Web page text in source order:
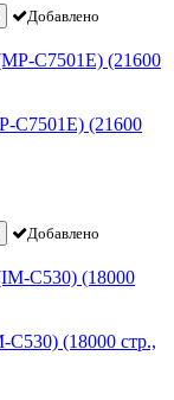
Добавлено
C7501E) (21600
Добавлено
(18000 стр.,